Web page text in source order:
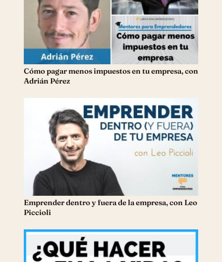
Cómo pagar menos impuestos en tu empresa, con
Adrián Pérez
Emprender dentro y fuera de la empresa, con Leo
Piccioli